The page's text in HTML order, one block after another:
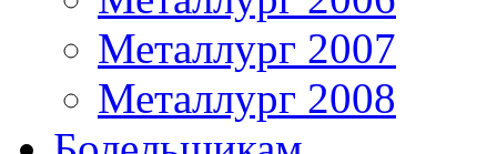
Металлург 2007
Металлург 2008